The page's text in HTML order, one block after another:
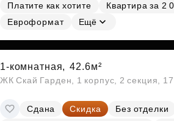
Платите как хотите
Квартира за 2
Евроформат
Ещё
1-комнатная, 42.6м²
ЖК Скай Гарден, 1 корпус, 2 секция,
Сдана Скидка
Без отделки